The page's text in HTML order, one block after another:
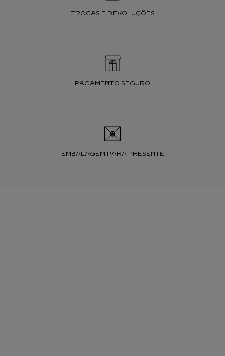
TROCAS E DEVOLUÇÕES
PAGAMENTO SEGURO
EMBALAGEM PARA PRESENTE